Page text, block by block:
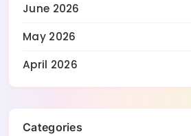
June 2026
May 2026
April 2026
Categories